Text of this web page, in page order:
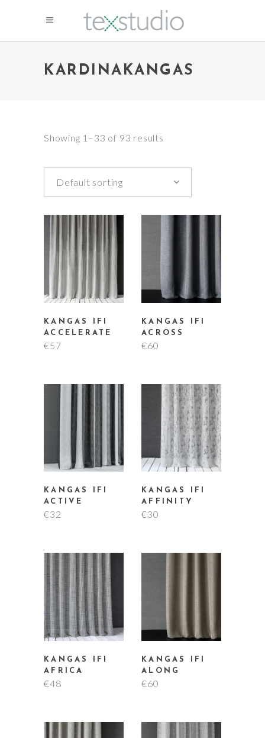
KARDINAKANGAS
Showing 1–33 of 93 results
Default sorting
KANGAS IFI
ACCELERATE
€57
KANGAS IFI
ACROSS
€60
KANGAS IFI
ACTIVE
€32
KANGAS IFI
AFFINITY
€30
KANGAS IFI
AFRICA
€48
KANGAS IFI
ALONG
€60